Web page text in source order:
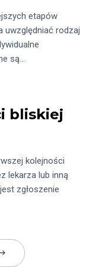
etapów
uwzględniać rodzaj
są…
bliskiej
kolejności
lekarza lub inną
zgłoszenie